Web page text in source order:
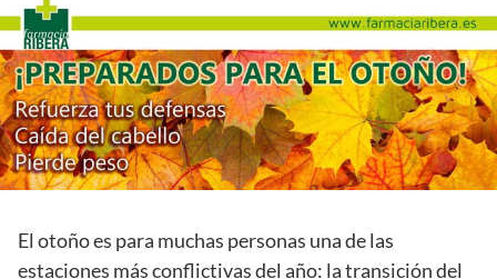
i
d
o
El otoño es para muchas personas una de las
estaciones más conflictivas del año: la transición del